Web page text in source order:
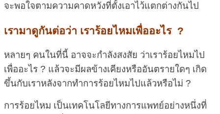
จะพอใจตามความคาดหวังที่ตั้งเอาไว้แตกต่างกันไป
เรามาดูกันต่อว่า เราร้อยไหมเพื่ออะไร ?
หลายๆ คนในที่นี้ อาจจะกำลังสงสัย ว่าเราร้อยไหมไป
เพื่ออะไร ? แล้วจะมีผลข้างเคียงหรืออันตรายใดๆ เกิด
ขึ้นกับเราหลังจากทำการร้อยไหมไปแล้วหรือไม่ ?
การร้อยไหม เป็นเทคโนโลยีทางการแพทย์อย่างหนึ่งที่